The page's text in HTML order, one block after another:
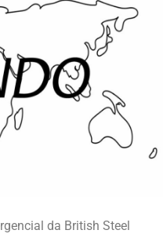
da British Steel